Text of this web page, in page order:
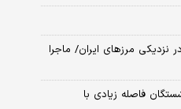
نزدیکی مرز‌های ایران/ ماجرا
فاصله زیادی با